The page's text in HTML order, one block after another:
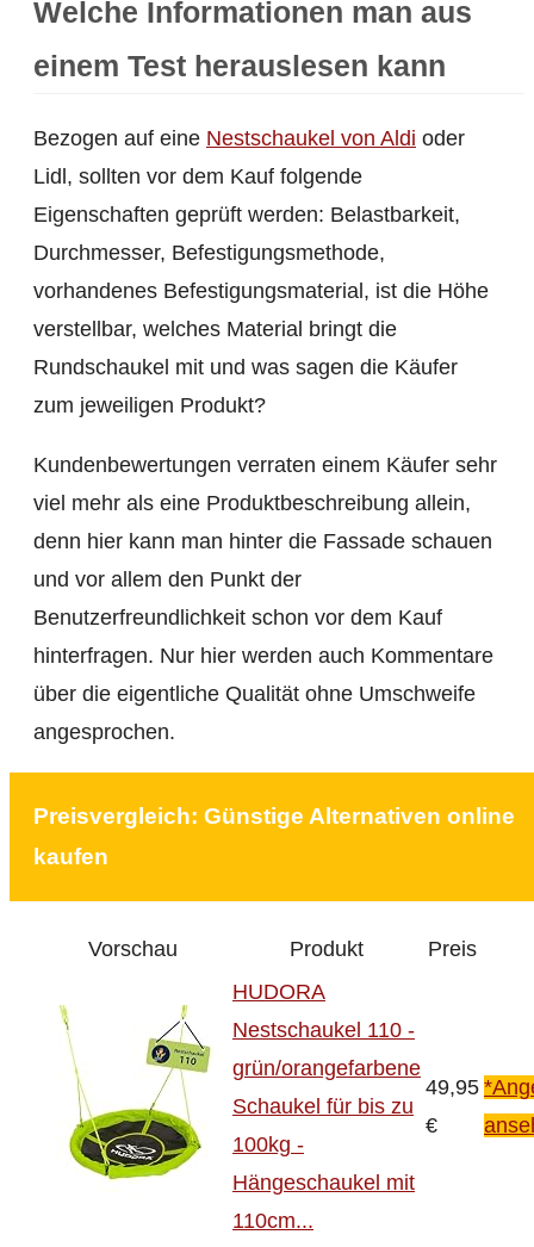
Welche Informationen man aus
einem Test herauslesen kann
Bezogen auf eine Nestschaukel von Aldi oder
Lidl, sollten vor dem Kauf folgende
Eigenschaften geprüft werden: Belastbarkeit,
Durchmesser, Befestigungsmethode,
vorhandenes Befestigungsmaterial, ist die Höhe
verstellbar, welches Material bringt die
Rundschaukel mit und was sagen die Käufer
zum jeweiligen Produkt?
Kundenbewertungen verraten einem Käufer sehr
viel mehr als eine Produktbeschreibung allein,
denn hier kann man hinter die Fassade schauen
und vor allem den Punkt der
Benutzerfreundlichkeit schon vor dem Kauf
hinterfragen. Nur hier werden auch Kommentare
über die eigentliche Qualität ohne Umschweife
angesprochen.
Preisvergleich: Günstige Alternativen online
kaufen
Vorschau Produkt
Preis
HUDORA
Nestschaukel 110 -
grün/orangefarbene
Schaukel für bis zu
100kg -
Hängeschaukel mit
110cm...
49,95
€